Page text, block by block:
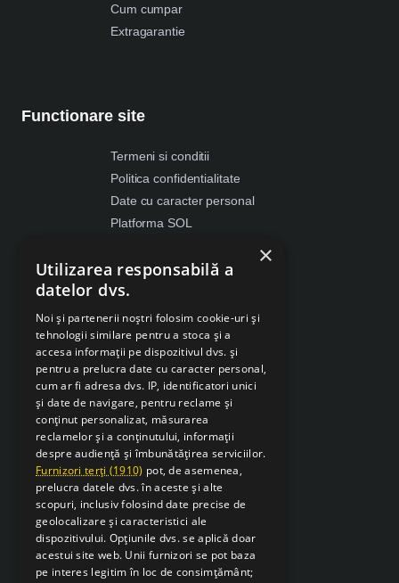
Cum cumpar
Extragarantie
Functionare site
Termeni si conditii
Politica confidentialitate
Date cu caracter personal
Platforma SOL
Despre Cookies
Retragere din contract
×
Utilizarea responsabilă a
datelor dvs.
Noi și partenerii noștri folosim cookie-uri și
tehnologii similare pentru a stoca și a
accesa informații pe dispozitivul dvs. și
pentru a prelucra date cu caracter personal,
cum ar fi adresa dvs. IP, identificatori unici
și date de navigare, pentru reclame și
conținut personalizat, măsurarea
reclamelor și a conținutului, informații
despre audiență și îmbunătățirea serviciilor.
Furnizori terți (1910) pot, de asemenea,
prelucra datele dvs. în aceste și alte
scopuri, inclusiv folosind date precise de
geolocalizare și caracteristici ale
dispozitivului. Opțiunile dvs. se aplică doar
acestui site web. Unii furnizori se pot baza
pe interes legitim în loc de consimțământ;